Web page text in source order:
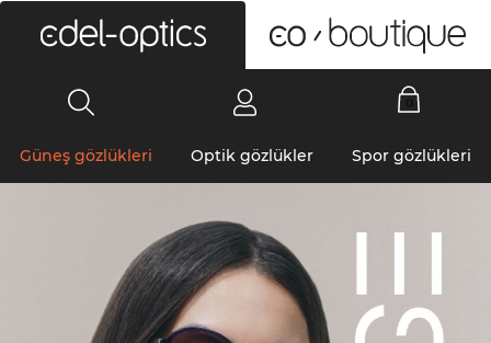
Güneş gözlükleri Optik gözlükler Spor gözlükleri